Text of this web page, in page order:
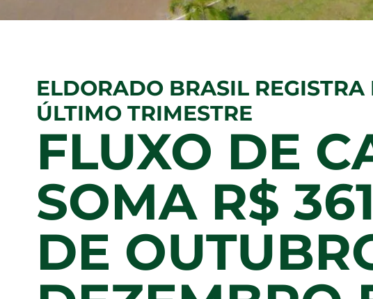
ELDORADO BRASIL
ÚLTIMO TRIMESTRE
FLUXO DE
SOMA R$
DE